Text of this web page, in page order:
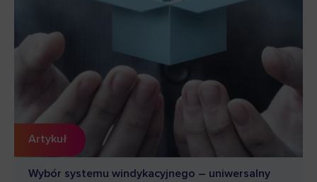
Artykuł
Wybór systemu windykacyjnego – uniwersalny